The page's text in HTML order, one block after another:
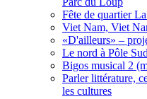
Fête de quartier
Viet Nam, Viet
«D'ailleurs» –
Le nord à Pôle Sud
Bigos musical 2
Parler littérature,
les cultures